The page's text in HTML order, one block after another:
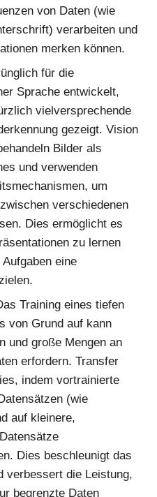
von Daten (wie
verarbeiten und
merken können.
für die
Sprache entwickelt,
vielversprechende
gezeigt. Vision
Bilder als
und verwenden
um
verschiedenen
Dies ermöglicht es
zu lernen
eine
Training eines tiefen
von Grund auf kann
und große Mengen an
erfordern. Transfer
indem vortrainierte
(wie
auf kleinere,
Dies beschleunigt das
verbessert die Leistung,
begrenzte Daten